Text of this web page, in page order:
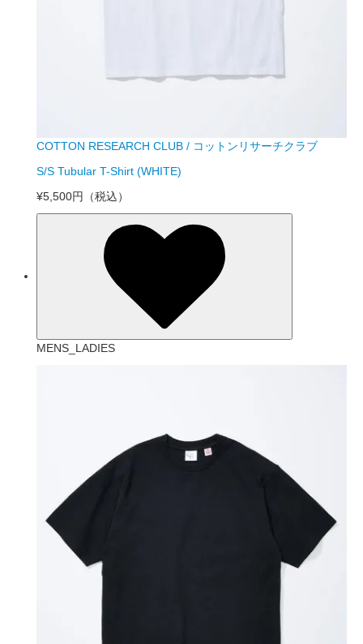
COTTON RESEARCH CLUB / コットンリサーチクラブ
S/S Tubular T-Shirt (WHITE)
¥5,500円
（税込）
MENS_LADIES